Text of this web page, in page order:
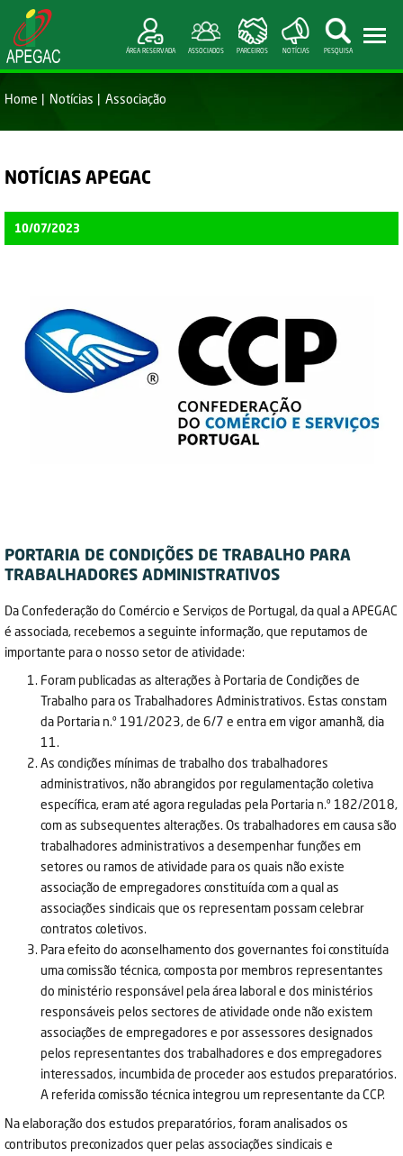
ÁREA RESERVADA ASSOCIADOS PARCEIROS NOTÍCIAS PESQUISA
Home Notícias Associação
NOTÍCIAS APEGAC
10/07/2023
PORTARIA DE CONDIÇÕES DE TRABALHO PARA
TRABALHADORES ADMINISTRATIVOS
Da Confederação do Comércio e Serviços de Portugal, da qual a APEGAC
é associada, recebemos a seguinte informação, que reputamos de
importante para o nosso setor de atividade:
Foram publicadas as alterações à Portaria de Condições de
Trabalho para os Trabalhadores Administrativos. Estas constam
da Portaria n.º 191/2023, de 6/7 e entra em vigor amanhã, dia
11.
As condições mínimas de trabalho dos trabalhadores
administrativos, não abrangidos por regulamentação coletiva
específica, eram até agora reguladas pela Portaria n.º 182/2018,
com as subsequentes alterações. Os trabalhadores em causa são
trabalhadores administrativos a desempenhar funções em
setores ou ramos de atividade para os quais não existe
associação de empregadores constituída com a qual as
associações sindicais que os representam possam celebrar
contratos coletivos.
Para efeito do aconselhamento dos governantes foi constituída
uma comissão técnica, composta por membros representantes
do ministério responsável pela área laboral e dos ministérios
responsáveis pelos sectores de atividade onde não existem
associações de empregadores e por assessores designados
pelos representantes dos trabalhadores e dos empregadores
interessados, incumbida de proceder aos estudos preparatórios.
A referida comissão técnica integrou um representante da CCP.
Na elaboração dos estudos preparatórios, foram analisados os
contributos preconizados quer pelas associações sindicais e